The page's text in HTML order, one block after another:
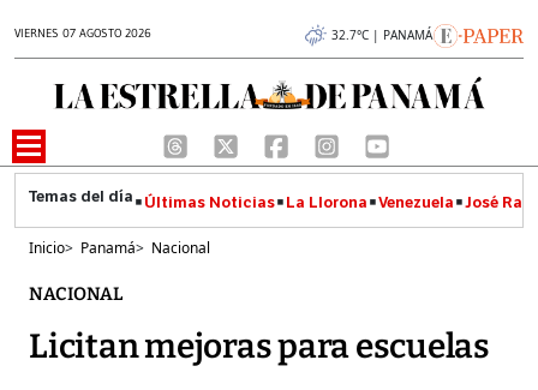
VIERNES 07 AGOSTO 2026 32.7°C | PANAMÁ
Últimas Noticias La Llorona Venezuela José
Inicio> Panamá> Nacional
NACIONAL
Licitan mejoras para escuelas